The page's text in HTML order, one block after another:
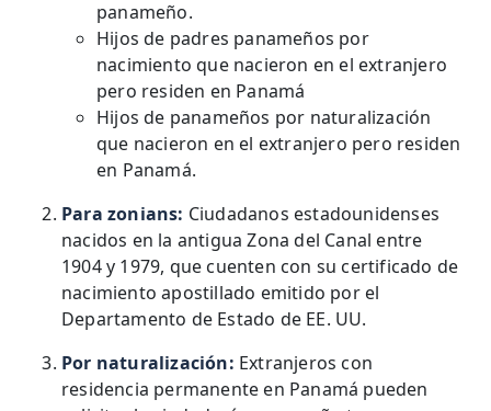
panameño.
Hijos de padres panameños por
nacimiento que nacieron en el extranjero
pero residen en Panamá
Hijos de panameños por naturalización
que nacieron en el extranjero pero residen
en Panamá.
Para zonians: Ciudadanos estadounidenses
nacidos en la antigua Zona del Canal entre
1904 y 1979, que cuenten con su certificado de
nacimiento apostillado emitido por el
Departamento de Estado de EE. UU.
Por naturalización: Extranjeros con
residencia permanente en Panamá pueden